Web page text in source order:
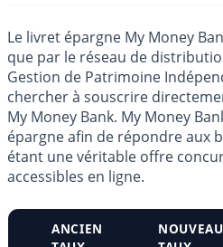
Le livret épargne My Money
que par le réseau de
Gestion de Patrimoine
chercher à souscrire
My Money Bank. My Money
épargne afin de répondre aux
étant une véritable offre
accessibles en ligne.
ANCIEN
NOUVEAU